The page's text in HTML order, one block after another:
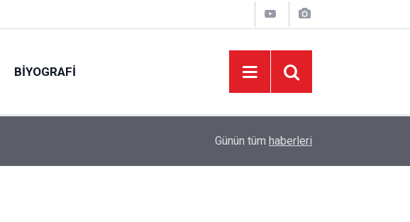
BIYOGRAFI
Deprem Sonrası Dayanışmaya Teşekkür
Günün tüm haberleri